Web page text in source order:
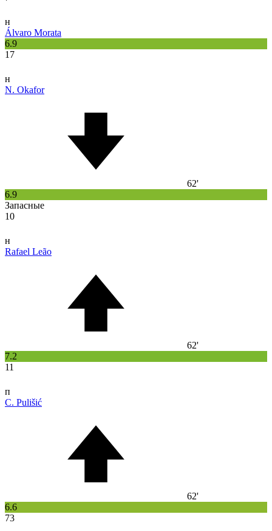
н
Álvaro Morata
6.9
17
н
N. Okafor
62'
6.9
Запасные
10
н
Rafael Leão
62'
7.2
11
п
C. Pulišić
62'
6.6
73